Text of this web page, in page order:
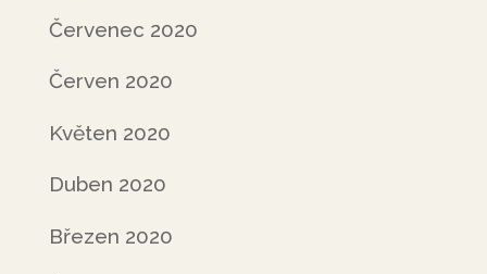
Červenec 2020
Červen 2020
Květen 2020
Duben 2020
Březen 2020